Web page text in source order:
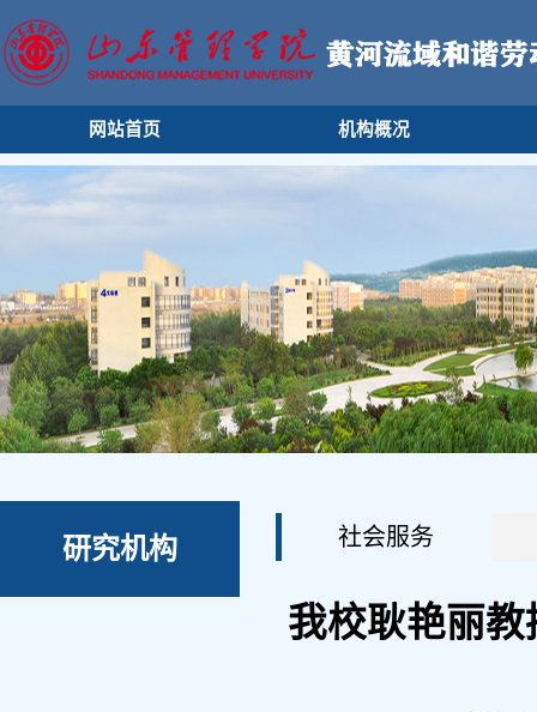
网站首页 机构概况
研究机构 社会服务
我校耿艳丽